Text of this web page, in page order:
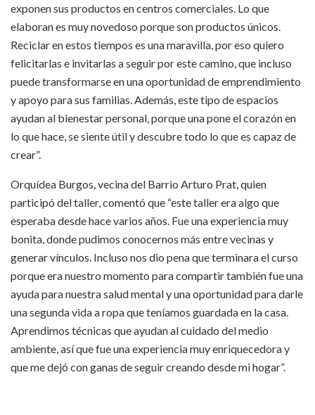
exponen sus productos en centros comerciales. Lo que
elaboran es muy novedoso porque son productos únicos.
Reciclar en estos tiempos es una maravilla, por eso quiero
felicitarlas e invitarlas a seguir por este camino, que incluso
puede transformarse en una oportunidad de emprendimiento
y apoyo para sus familias. Además, este tipo de espacios
ayudan al bienestar personal, porque una pone el corazón en
lo que hace, se siente útil y descubre todo lo que es capaz de
crear”.
Orquídea Burgos, vecina del Barrio Arturo Prat, quien
participó del taller, comentó que “este taller era algo que
esperaba desde hace varios años. Fue una experiencia muy
bonita, donde pudimos conocernos más entre vecinas y
generar vínculos. Incluso nos dio pena que terminara el curso
porque era nuestro momento para compartir también fue una
ayuda para nuestra salud mental y una oportunidad para darle
una segunda vida a ropa que teníamos guardada en la casa.
Aprendimos técnicas que ayudan al cuidado del medio
ambiente, así que fue una experiencia muy enriquecedora y
que me dejó con ganas de seguir creando desde mi hogar”.